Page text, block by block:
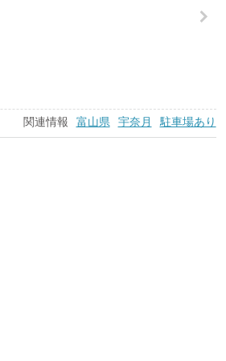
関連情報 富山県 宇奈月 駐車場あり